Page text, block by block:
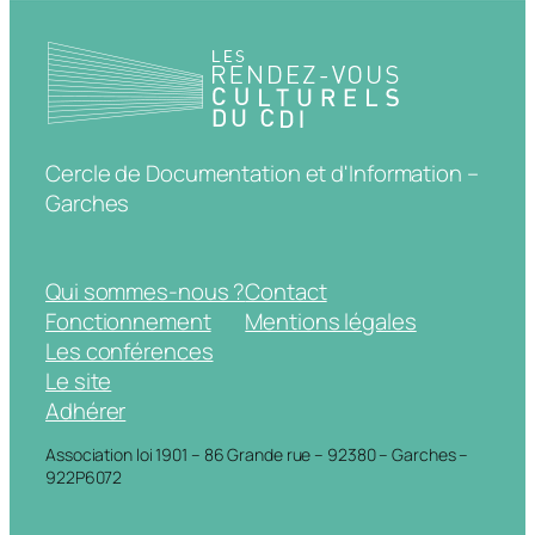
Cercle de Documentation et d'Information –
Garches
Qui sommes-nous ?
Fonctionnement
Les conférences
Le site
Adhérer
Contact
Mentions légales
Association loi 1901 – 86 Grande rue – 92380 – Garches –
922P6072